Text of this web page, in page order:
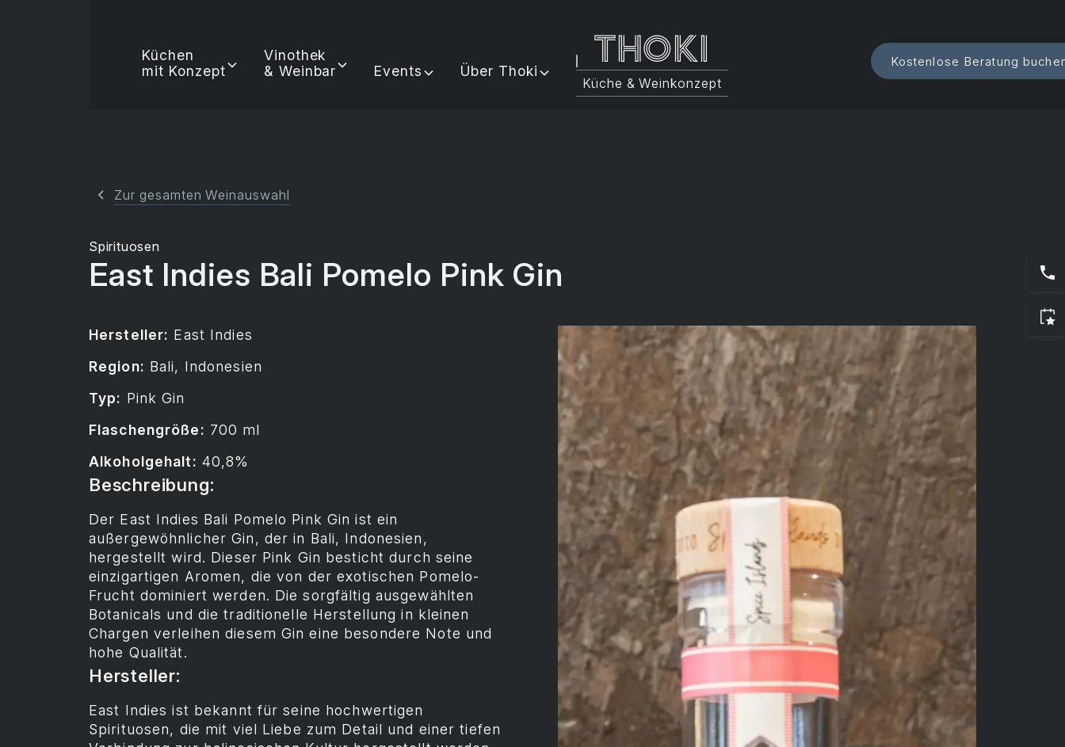
Küchen
mit Konzept
Vinothek
& Weinbar
Events Über Thoki Thoki
Küche & Weinkonzept
Kostenlose Beratung
Zur gesamten Weinauswahl
Spirituosen
East Indies Bali Pomelo Pink Gin
Hersteller: East Indies
Region: Bali, Indonesien
Typ: Pink Gin
Flaschengröße: 700 ml
Alkoholgehalt: 40,8%
Beschreibung:
Der East Indies Bali Pomelo Pink Gin ist ein
außergewöhnlicher Gin, der in Bali, Indonesien,
hergestellt wird. Dieser Pink Gin besticht durch seine
einzigartigen Aromen, die von der exotischen Pomelo-
Frucht dominiert werden. Die sorgfältig ausgewählten
Botanicals und die traditionelle Herstellung in kleinen
Chargen verleihen diesem Gin eine besondere Note und
hohe Qualität.
Hersteller:
East Indies ist bekannt für seine hochwertigen
Spirituosen, die mit viel Liebe zum Detail und einer tiefen